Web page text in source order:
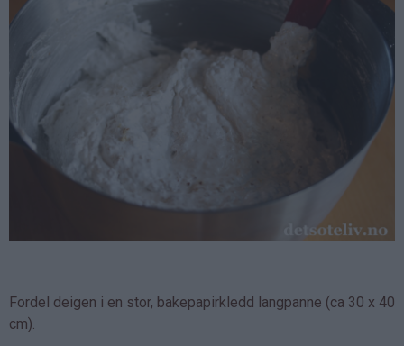
Fordel deigen i en stor, bakepapirkledd langpanne (ca 30 x 40
cm).